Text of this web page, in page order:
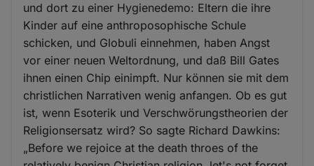
und dort zu einer Hygienedemo: Eltern die ihre
Kinder auf eine anthroposophische Schule
schicken, und Globuli einnehmen, haben Angst
vor einer neuen Weltordnung, und daß Bill Gates
ihnen einen Chip einimpft. Nur können sie mit dem
christlichen Narrativen wenig anfangen. Ob es gut
ist, wenn Esoterik und Verschwörungstheorien der
Religionsersatz wird? So sagte Richard Dawkins:
„Before we rejoice at the death throes of the